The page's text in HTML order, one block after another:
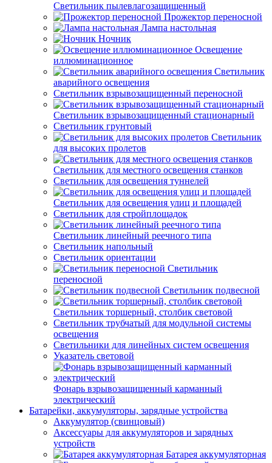
Светильник пылевлагозащищенный
Прожектор переносной
Лампа настольная
Ночник
Освещение
иллюминационное
Светильник
аварийного освещения
Светильник взрывозащищенный переносной
Светильник взрывозащищенный стационарный
Светильник грунтовый
Светильник
для высоких пролетов
Светильник для местного освещения станков
Светильник для освещения туннелей
Светильник для освещения улиц и площадей
Светильник для стройплощадок
Светильник линейный реечного типа
Светильник напольный
Светильник ориентации
Светильник
переносной
Светильник подвесной
Светильник торшерный, столбик световой
Светильник трубчатый для модульной системы
освещения
Светильники для линейных систем освещения
Указатель световой
Фонарь взрывозащищенный карманный
электрический
Батарейки, аккумуляторы, зарядные устройства
Аккумулятор (свинцовый)
Аксессуары для аккумуляторов и зарядных
устройств
Батарея аккумуляторная